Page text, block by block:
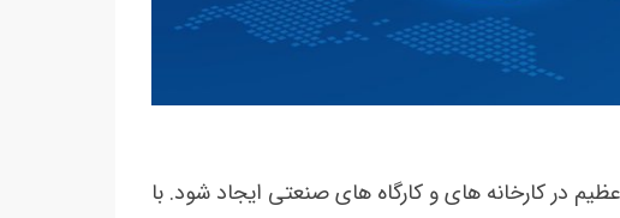
در کارخانه های و کارگاه های صنعتی ایجاد شود. با